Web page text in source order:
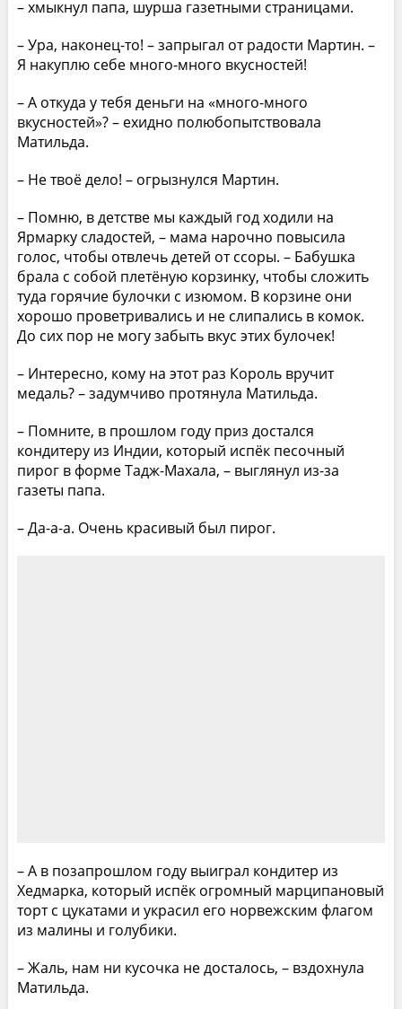
– хмыкнул папа, шурша газетными страницами.
– Ура, наконец-то! – запрыгал от радости Мартин. –
Я накуплю себе много-много вкусностей!
– А откуда у тебя деньги на «много-много
вкусностей»? – ехидно полюбопытствовала
Матильда.
– Не твоё дело! – огрызнулся Мартин.
– Помню, в детстве мы каждый год ходили на
Ярмарку сладостей, – мама нарочно повысила
голос, чтобы отвлечь детей от ссоры. – Бабушка
брала с собой плетёную корзинку, чтобы сложить
туда горячие булочки с изюмом. В корзине они
хорошо проветривались и не слипались в комок.
До сих пор не могу забыть вкус этих булочек!
– Интересно, кому на этот раз Король вручит
медаль? – задумчиво протянула Матильда.
– Помните, в прошлом году приз достался
кондитеру из Индии, который испёк песочный
пирог в форме Тадж-Махала, – выглянул из-за
газеты папа.
– Да-а-а. Очень красивый был пирог.
– А в позапрошлом году выиграл кондитер из
Хедмарка, который испёк огромный марципановый
торт с цукатами и украсил его норвежским флагом
из малины и голубики.
– Жаль, нам ни кусочка не досталось, – вздохнула
Матильда.